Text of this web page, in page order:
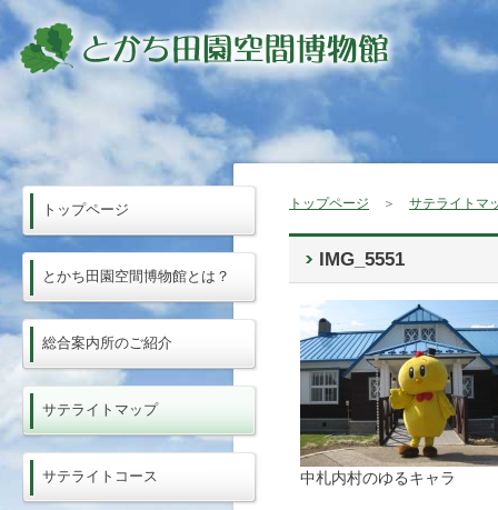
トップページ ＞ サテライトマ
IMG_5551
中札内村のゆるキャラ
トップページ
とかち田園空間博物館とは？
総合案内所のご紹介
サテライトマップ
サテライトコース